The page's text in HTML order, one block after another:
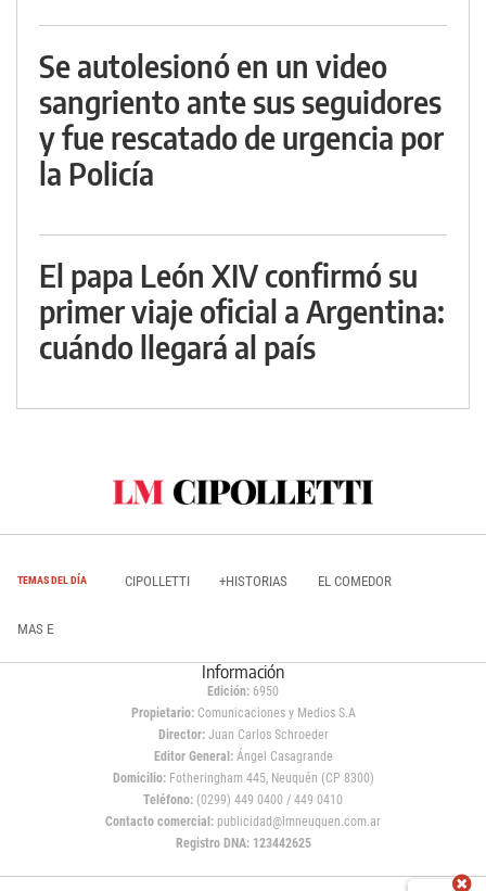
Se autolesionó en un video
sangriento ante sus seguidores
y fue rescatado de urgencia por
la Policía
El papa León XIV confirmó su
primer viaje oficial a Argentina:
cuándo llegará al país
TEMAS DEL DÍA CIPOLLETTI +HISTORIAS EL COMEDOR
MAS E
Información
Edición: 6950
Propietario:Comunicaciones y Medios S.A
Director: Juan Carlos Schroeder
Editor General:Ángel Casagrande
Domicilio:Fotheringham 445, Neuquén (CP 8300)
Teléfono: (0299) 449 0400 / 449 0410
Contacto comercial: publicidad@lmneuquen.com.ar
Registro DNA: 123442625